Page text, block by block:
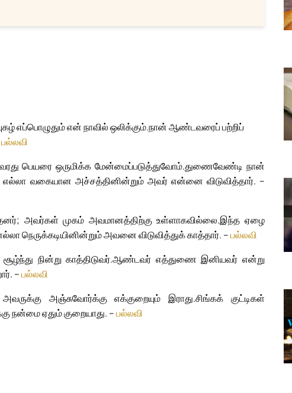
எப்பொழுதும் என் நாவில் ஒலிக்கும்.நான் ஆண்டவரைப் பற்றிப்
பல்லவி
பெயரை ஒருமிக்க மேன்மைப்படுத்துவோம்.துணைவேண்டி நான்
வகையான அச்சத்தினின்றும் அவர் என்னை விடுவித்தார். –
அவர்கள் முகம் அவமானத்திற்கு உள்ளாகவில்லை.இந்த ஏழை
நெருக்கடியினின்றும் அவனை விடுவித்துக் காத்தார். –பல்லவி
நின்று காத்திடுவர்.ஆண்டவர் எத்துணை இனியவர் என்று
–பல்லவி
அஞ்சுவோர்க்கு எக்குறையும் இராது.சிங்கக் குட்டிகள்
நன்மை ஏதும் குறையாது. –பல்லவி